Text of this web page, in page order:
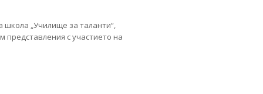
школа „Училище за таланти“,
представления с участието на